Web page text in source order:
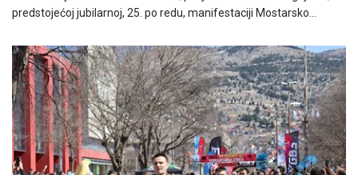
predstojećoj jubilarnoj, 25. po redu, manifestaciji Mostarsko
predsjednikom Uprave Vilimom Primorcem. Sastanku je nazočila i
Misijana Brkić-Milinković, rukovoditeljica Odjela za korporativne
komunikacije